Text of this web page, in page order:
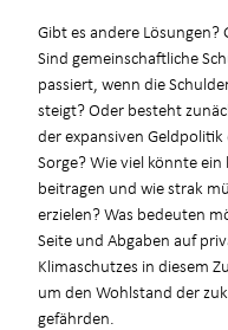
Gibt es andere
Sind gemeinschaftliche
passiert, wenn die
steigt? Oder besteht
der expansiven
Sorge? Wie viel könnte
beitragen und wie strak
erzielen? Was bedeuten
Seite und Abgaben auf
Klimaschutzes in diesem
um den Wohlstand der
gefährden.